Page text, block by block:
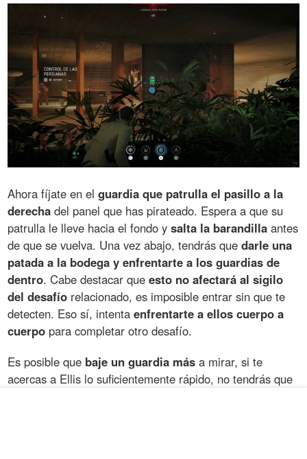
Ahora fíjate en elguardia que patrulla el pasillo a la
derecha del panel que has pirateado. Espera a que su
patrulla le lleve hacia el fondo ysalta la barandilla antes
de que se vuelva. Una vez abajo, tendrás quedarle una
patada a la bodega y enfrentarte a los guardias de
dentro. Cabe destacar queesto no afectará al sigilo
del desafío relacionado, es imposible entrar sin que te
detecten. Eso sí, intentaenfrentarte a ellos cuerpo a
cuerpo para completar otro desafío.
Es posible que baje un guardia más a mirar, si te
acercas a Ellis lo suficientemente rápido, no tendrás que